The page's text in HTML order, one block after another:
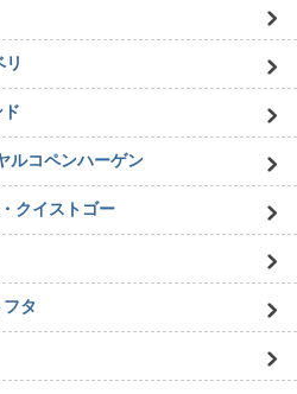
ルコペンハーゲン
クイストゴー
タ